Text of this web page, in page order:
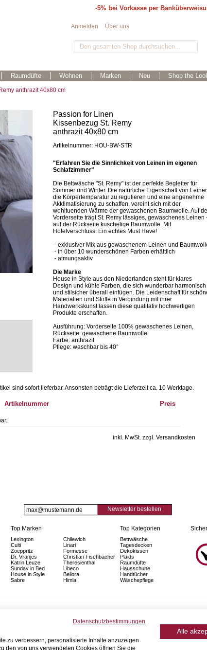
-5% bei Vorkasse per
Raumdüfte Wohnen Marken Neu Shop the
Anmelden Über uns
anthrazit 40x80 cm
Passion for Linen
Kissenbezug St. Remy
anthrazit 40x80 cm
Artikelnummer: HOU-BW-STR
"Erfahren Sie die Sinnlichkeit von Leinen im eigenen
Schlafzimmer"
Die Bettwäsche "St. Remy" ist der perfekte Begleiter für
Sommer und Winter. Die natürliche Eigenschaft von
die Körpertemparatur zu regulieren und eine angenehme
Akklimatisierung zu schaffen, vereint sich mit der
wohltuenden Wärme der gewaschenen Baumwolle. Auf
Vorderseite trägt St. Remy lässiges, gewaschenes Leinen
auf der Rückseite kuschelige Baumwolle. Mit
Hotelverschluss. Ein echtes Must Have!
- exklusiver Mix aus gewaschenem Leinen und
- in über 10 wunderschönen Farben erhältlich
- atmungsaktiv
Die Marke
House in Style aus den Niederlanden steht für klares
Design und kühle Farben, die sich wunderbar harmonisch
und stilsicher überall einfügen. Die Leidenschaft für
Materialien und Stoffe in Verbindung mit ihrer
Handwerkskunst lassen diese qualitativ hochwertigen
Produkte erschaffen.
Ausführung: Vorderseite 100% gewaschenes Leinen,
Rückseite: gewaschene Baumwolle
Farbe: anthrazit
Pflege: waschbar bis 40°
sind sofort lieferbar.Ansonsten beträgt die Lieferzeit ca. 10 Werktage.
Artikelnummer Preis
inkl. MwSt. zzgl. Versandkosten
Newsletter bestellen
Top Marken
Lexington
Chilewich
Culti
Linari
Zoeppritz
Formesse
Dr. Vranjes
Christian Fischbacher
Katrin Leuze
Theresienthal
Sunday in Bed
Libeco
House in Style
Bellora
Sabre
Himla
Top Kategorien
Bettwäsche
Tagesdecken
Dekokissen
Plaids
Raumdüfte
Hausschuhe
Handtücher
Wäschepflege
Datenschutzbestimmungen
zu verbessern, personalisierte Inhalte anzuzeigen
den von uns verwendeten Cookies öffnen Sie die
Alle